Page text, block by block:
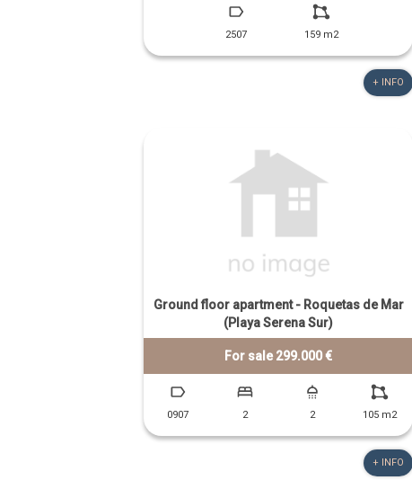
2507 159 m2
+ INFO
Ground floor apartment - Roquetas de Mar
(Playa Serena Sur)
For sale 299.000 €
0907 2 2 105 m2
+ INFO